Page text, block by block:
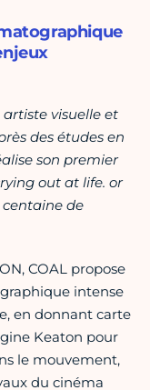
artiste visuelle et
des études en
son premier
out at life. or
de
COAL propose
intense
en donnant carte
Keaton pour
le mouvement,
du cinéma